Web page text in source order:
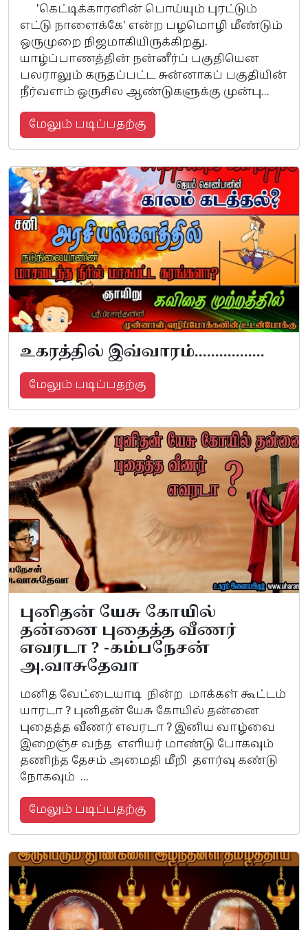
'கெட்டிக்காரனின் பொய்யும் புரட்டும்
எட்டு நாளைக்கே' என்ற பழமொழி மீண்டும்
ஒருமுறை நிஜமாகியிருக்கிறது.
யாழ்ப்பாணத்தின் நன்னீர்ப் பகுதியென
பலராலும் கருதப்பட்ட சுன்னாகப் பகுதியின்
நீர்வளம் ஒருசில ஆண்டுகளுக்கு முன்பு...
மேலும் படிப்பதற்கு
உகரத்தில் இவ்வாரம்.................
மேலும் படிப்பதற்கு
புனிதன் யேசு கோயில்
தன்னை புதைத்த வீணர்
எவரடா ? -கம்பநேசன்
அ.வாசுதேவா
மனித வேட்டையாடி நின்ற மாக்கள் கூட்டம்
யாரடா ? புனிதன் யேசு கோயில் தன்னை
புதைத்த வீணர் எவரடா ? இனிய வாழ்வை
இறைஞ்ச வந்த எளியர் மாண்டு போகவும்
தணிந்த தேசம் அமைதி மீறி தளர்வு கண்டு
நோகவும் ...
மேலும் படிப்பதற்கு